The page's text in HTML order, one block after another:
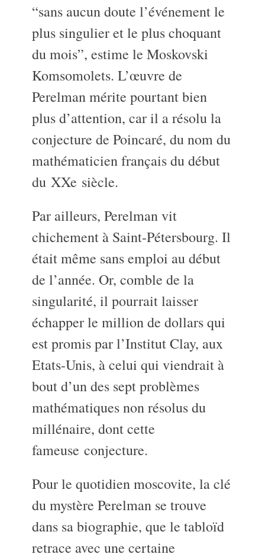
“sans aucun doute l’événement le
plus singulier et le plus choquant
du mois”, estime le Moskovski
Komsomolets. L’œuvre de
Perelman mérite pourtant bien
plus d’attention, car il a résolu la
conjecture de Poincaré, du nom du
mathématicien français du début
du XXe siècle.
Par ailleurs, Perelman vit
chichement à Saint-Pétersbourg. Il
était même sans emploi au début
de l’année. Or, comble de la
singularité, il pourrait laisser
échapper le million de dollars qui
est promis par l’Institut Clay, aux
Etats-Unis, à celui qui viendrait à
bout d’un des sept problèmes
mathématiques non résolus du
millénaire, dont cette
fameuse conjecture.
Pour le quotidien moscovite, la clé
du mystère Perelman se trouve
dans sa biographie, que le tabloïd
retrace avec une certaine